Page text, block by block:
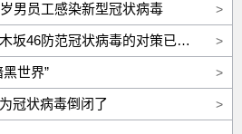
>
男员工感染新型冠状病毒
>
日本2ch：【好消息】乃木坂46防范冠状病毒的对策已经万无一失了
>
世界”
>
冠状病毒倒闭了